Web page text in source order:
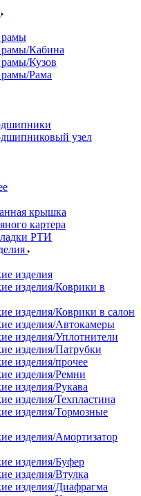
рамы
Кабина
Кузов
Рама
узел
крышка
картера
РТИ
изделия
изделия/Коврики в
изделия/Коврики в салон
изделия/Автокамеры
изделия/Уплотнители
изделия/Патрубки
изделия/прочее
изделия/Ремни
изделия/Рукава
изделия/Техпластина
изделия/Тормозные
изделия/Амортизатор
изделия/Буфер
изделия/Втулка
изделия/Диафрагма